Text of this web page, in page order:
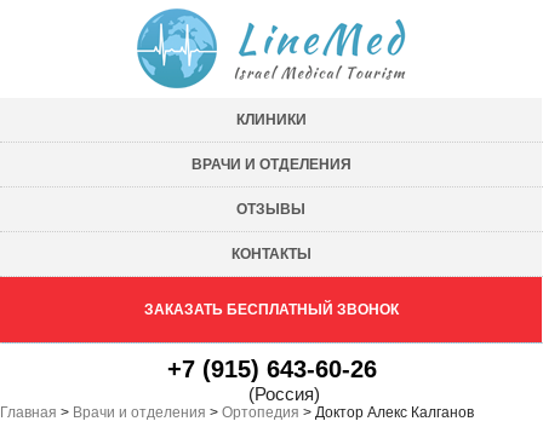
КЛИНИКИ
ВРАЧИ И ОТДЕЛЕНИЯ
ОТЗЫВЫ
КОНТАКТЫ
ЗАКАЗАТЬ БЕСПЛАТНЫЙ ЗВОНОК
+7 (915) 643-60-26
(Россия)
Главная > Врачи и отделения > Ортопедия > Доктор Алекс Калганов